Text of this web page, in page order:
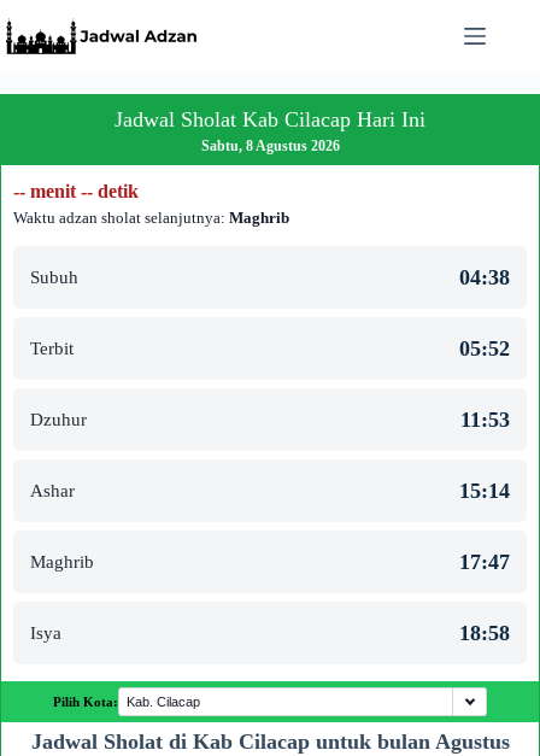
to
content
Jadwal Sholat Kab Cilacap Hari Ini
Sabtu, 8 Agustus 2026
-- menit -- detik
Waktu adzan sholat selanjutnya: Maghrib
Subuh 04:38
Terbit 05:52
Dzuhur 11:53
Ashar 15:14
Maghrib 17:47
Isya 18:58
Pilih Kota:
Jadwal Sholat di Kab Cilacap untuk bulan Agustus